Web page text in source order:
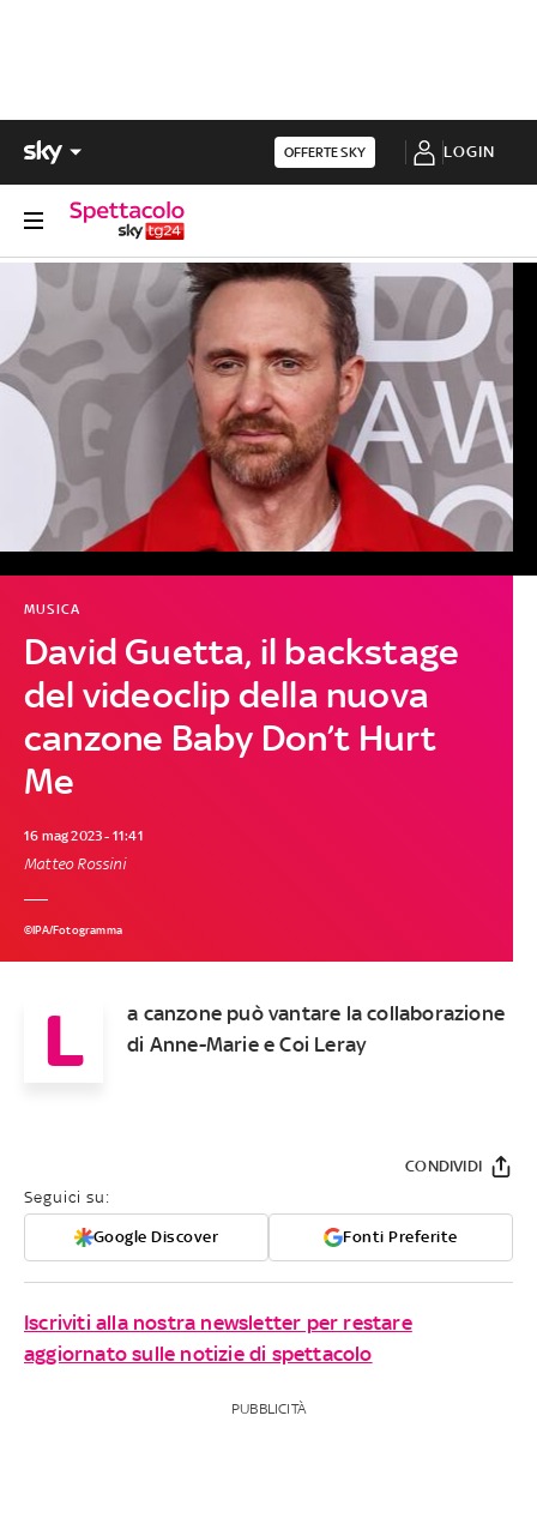
OFFERTE SKY LOGIN
David Guetta, il backstage
del videoclip della nuova
canzone Baby Don’t Hurt
Me
MUSICA
16 mag 2023 - 11:41
Matteo Rossini
©IPA/Fotogramma
L
a canzone può vantare la collaborazione
di Anne-Marie e Coi Leray
Seguici su:
Google Discover Fonti Preferite
CONDIVIDI
Iscriviti alla nostra newsletter per restare
aggiornato sulle notizie di spettacolo
PUBBLICITÀ